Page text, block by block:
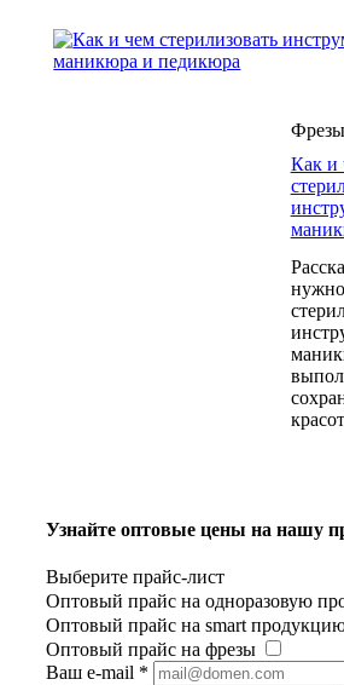
Фрезы
Как и
Узнайте оптовые цены на нашу
Выберите прайс-лист
Оптовый прайс на одноразовую
Оптовый прайс на smart
Оптовый прайс на фрезы
Ваш e-mail *